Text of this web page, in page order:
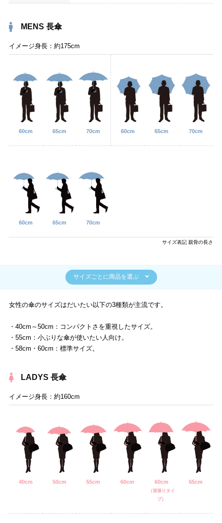
MENS 長傘
イメージ身長：約175cm
60cm 65cm 70cm 60cm 65cm 70cm
60cm 65cm 70cm
サイズ表記 親骨の長さ
サイズごとに商品を選ぶ
女性の傘のサイズはだいたい以下の3種類が主流です。
・40cm～50cm：コンパクトさを重視したサイズ。
・55cm：小ぶりな傘が使いたい人向け。
・58cm・60cm：標準サイズ。
LADYS 長傘
イメージ身長：約160cm
40cm 50cm 55cm 60cm 60cm
（深張りタイ
プ）
65cm